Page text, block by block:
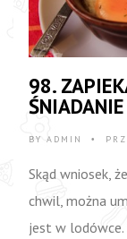
98.
BY ADMIN •
Skąd wniosek,
chwil, można
jest w